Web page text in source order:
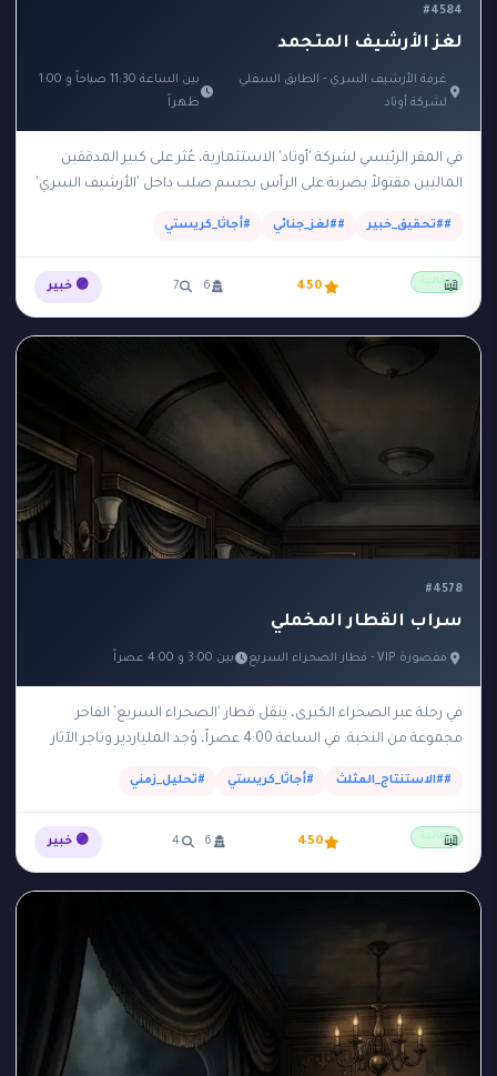
#4584
لغز الأرشيف المتجمد
غرفة الأرشيف السري - الطابق السفلي
لشركة أوتاد
بين الساعة 11:30 صباحاً و 1:00
ظهراً
في المقر الرئيسي لشركة 'أوتاد' الاستثمارية، عُثر على كبير المدققين
الماليين مقتولاً بضربة على الرأس بجسم صلب داخل 'الأرشيف السري'
##تحقيق_خبير ##لغز_جنائي #أجاثا_كريستي
مجانية 450
6
7 🟣 خبير 📖
#4578
سراب القطار المخملي
مقصورة VIP - قطار الصحراء السريع بين 3:00 و 4:00 عصراً
في رحلة عبر الصحراء الكبرى، ينقل قطار 'الصحراء السريع' الفاخر
مجموعة من النخبة. في الساعة 4:00 عصراً، وُجد الملياردير وتاجر الآثار
##الاستنتاج_المثلث #أجاثا_كريستي #تحليل_زمني
مجانية 450
6
4 🟣 خبير 📖